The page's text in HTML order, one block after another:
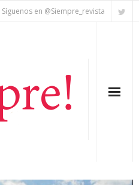
Síguenos en @Siempre_revista